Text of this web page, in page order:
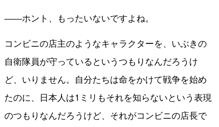
――ホント、もったいないですよね。
コンビニの店主のようなキャラクターを、いぶきの
自衛隊員が守っているというつもりなんだろうけ
ど、いりません。自分たちは命をかけて戦争を始め
たのに、日本人は1ミリもそれを知らないという表現
のつもりなんだろうけど、それがコンビニの店長で